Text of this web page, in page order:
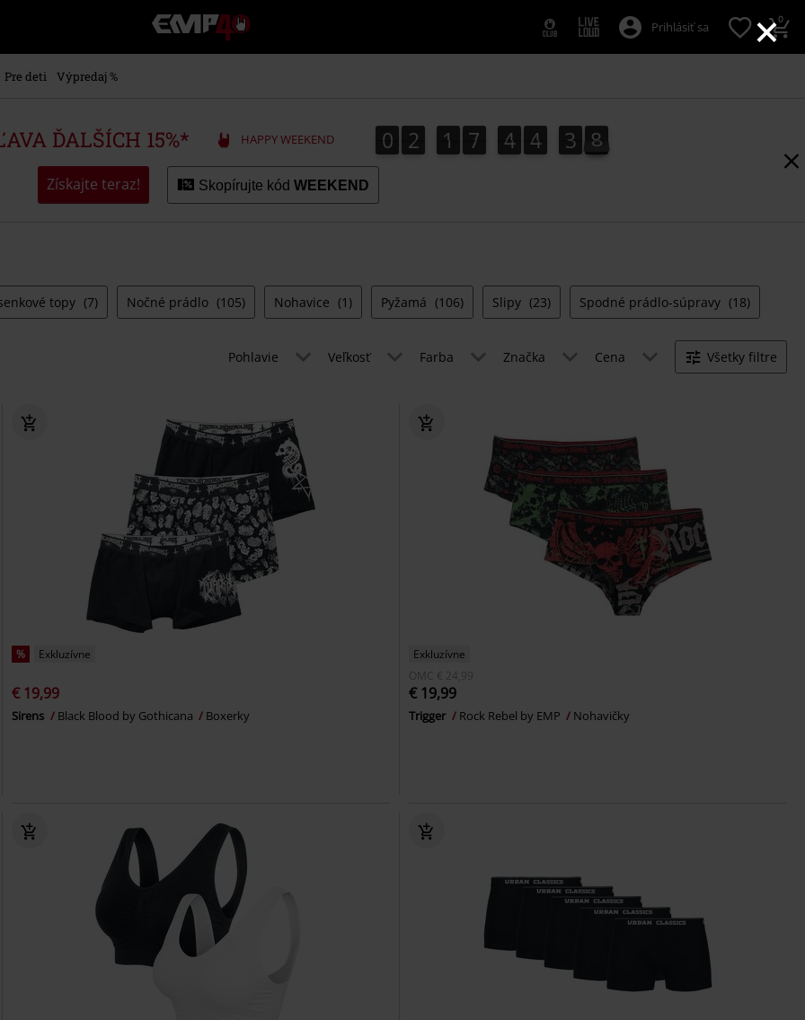
×
EMP
-
Hudba,
Merch
hráčov,
Alternatívna
Prihlásiť sa 0
Pre deti Výpredaj %
ĎALŠÍCH 15%* HAPPY WEEKEND 0
0 2
2 1
1 7
7 4
4 4
4 3
4
3 6
7
6
8
7
Získajte teraz! Skopírujte kód WEEKEND
topy (7) Nočné prádlo (105) Nohavice (1) Pyžamá (106) Slipy (23) Spodné prádlo-súpravy (18)
Pohlavie Veľkosť Farba Značka Cena Všetky filtre
% Exkluzívne
€ 19,99
Sirens Black Blood by Gothicana Boxerky
Exkluzívne
OMC € 24,99
€ 19,99
Trigger Rock Rebel by EMP Nohavičky